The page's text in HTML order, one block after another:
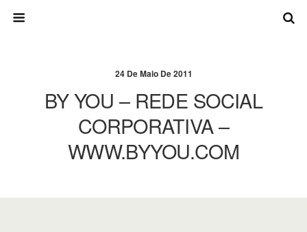
24 De Maio De 2011
BY YOU – REDE SOCIAL
CORPORATIVA –
WWW.BYYOU.COM